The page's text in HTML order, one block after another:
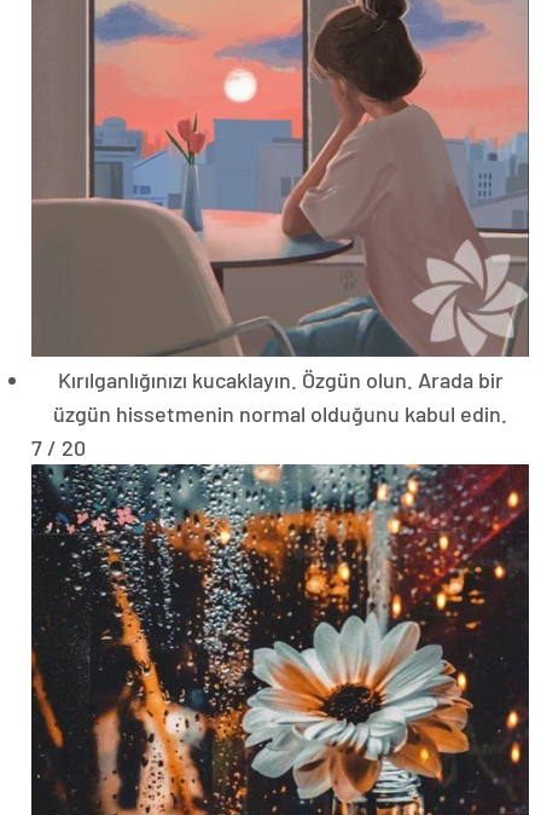
Kırılganlığınızı kucaklayın. Özgün olun. Arada bir
üzgün hissetmenin normal olduğunu kabul edin.
7 / 20